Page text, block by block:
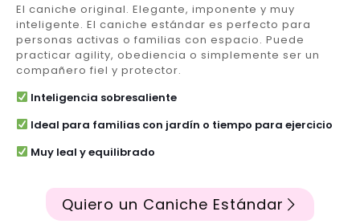
El caniche original. Elegante, imponente y muy
inteligente. El caniche estándar es perfecto para
personas activas o familias con espacio. Puede
practicar agility, obediencia o simplemente ser un
compañero fiel y protector.
Inteligencia sobresaliente
Ideal para familias con jardín o tiempo para ejercicio
Muy leal y equilibrado
Quiero un Caniche Estándar